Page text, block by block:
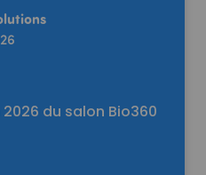
du salon Bio360